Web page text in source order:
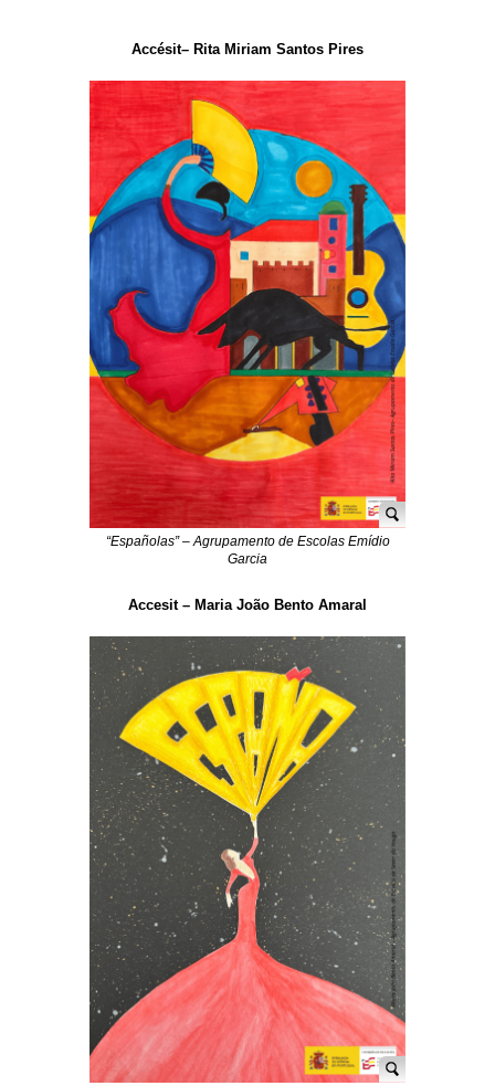
Accésit– Rita Miriam Santos Pires
“Españolas” – Agrupamento de Escolas Emídio
Garcia
Accesit – Maria João Bento Amaral